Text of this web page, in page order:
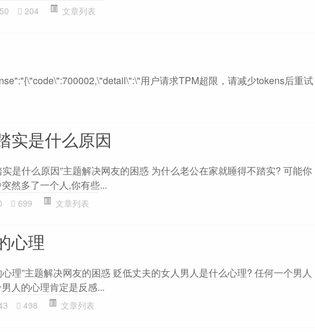
204 文章列表
用户请求TPM超限，请减少tokens后重试
实是什么原因
是什么原因”主题解决网友的困惑 为什么老公在家就睡得不踏实? 可能你
然多了一个人,你有些...
699 文章列表
心理
理”主题解决网友的困惑 贬低丈夫的女人男人是什么心理? 任何一个男人
人的心理肯定是反感...
498 文章列表